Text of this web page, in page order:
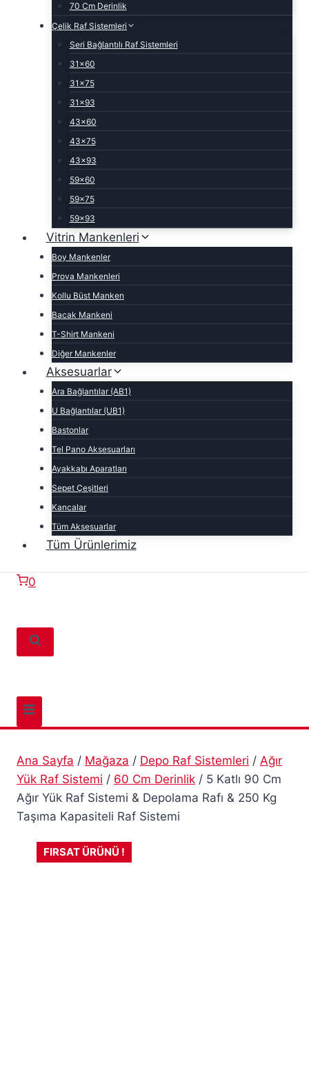
70 Cm Derinlik
Çelik Raf Sistemleri
Seri Bağlantılı Raf Sistemleri
31×60
31×75
31×93
43×60
43×75
43×93
59×60
59×75
59×93
Vitrin Mankenleri
Boy Mankenler
Prova Mankenleri
Kollu Büst Manken
Bacak Mankeni
T-Shirt Mankeni
Diğer Mankenler
Aksesuarlar
Ara Bağlantılar (AB1)
U Bağlantılar (UB1)
Bastonlar
Tel Pano Aksesuarları
Ayakkabı Aparatları
Sepet Çeşitleri
Kancalar
Tüm Aksesuarlar
Tüm Ürünlerimiz
0
Ana Sayfa / Mağaza / Depo Raf Sistemleri / Ağır
Yük Raf Sistemi / 60 Cm Derinlik / 5 Katlı 90 Cm
Ağır Yük Raf Sistemi & Depolama Rafı & 250 Kg
Taşıma Kapasiteli Raf Sistemi
FIRSAT ÜRÜNÜ !